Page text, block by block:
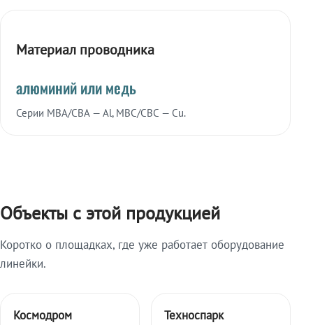
Материал проводника
алюминий или медь
Серии МВА/СВА — Al, МВС/СВС — Cu.
Объекты с этой продукцией
Коротко о площадках, где уже работает оборудование
линейки.
Космодром
Техноспарк